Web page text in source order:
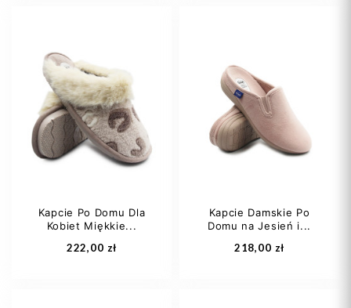
40
Dodaj do koszyka
37 41
Dodaj do koszyka
Kapcie Po Domu Dla
Kobiet Miękkie...
222,00 zł
Kapcie Damskie Po
Domu na Jesień i...
218,00 zł